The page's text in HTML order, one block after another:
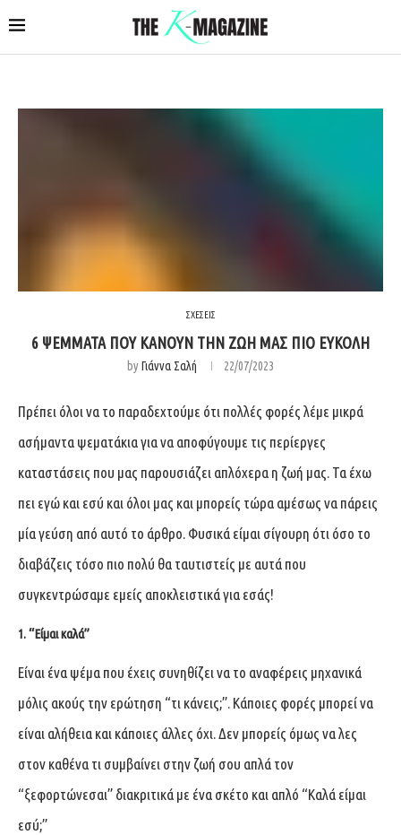
ΣΧΕΣΕΙΣ
6 ΨΕΜΜΑΤΑ ΠΟΥ ΚΑΝΟΥΝ ΤΗΝ ΖΩΗ ΜΑΣ ΠΙΟ ΕΥΚΟΛΗ
byΓιάννα Σαλή 22/07/2023
Πρέπει όλοι να το παραδεχτούμε ότι πολλές φορές λέμε μικρά
ασήμαντα ψεματάκια για να αποφύγουμε τις περίεργες
καταστάσεις που μας παρουσιάζει απλόχερα η ζωή μας. Τα έχω
πει εγώ και εσύ και όλοι μας και μπορείς τώρα αμέσως να πάρεις
μία γεύση από αυτό το άρθρο. Φυσικά είμαι σίγουρη ότι όσο το
διαβάζεις τόσο πιο πολύ θα ταυτιστείς με αυτά που
συγκεντρώσαμε εμείς αποκλειστικά για εσάς!
1. “Είμαι καλά”
Είναι ένα ψέμα που έχεις συνηθίζει να το αναφέρεις μηχανικά
μόλις ακούς την ερώτηση “τι κάνεις;”. Κάποιες φορές μπορεί να
είναι αλήθεια και κάποιες άλλες όχι. Δεν μπορείς όμως να λες
στον καθένα τι συμβαίνει στην ζωή σου απλά τον
“ξεφορτώνεσαι” διακριτικά με ένα σκέτο και απλό “Καλά είμαι
εσύ;”